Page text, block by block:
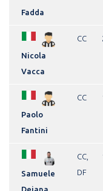
Fadda
Nicola
Vacca
CC
Paolo
Fantini
CC
Samuele
Deiana
CC,
DF